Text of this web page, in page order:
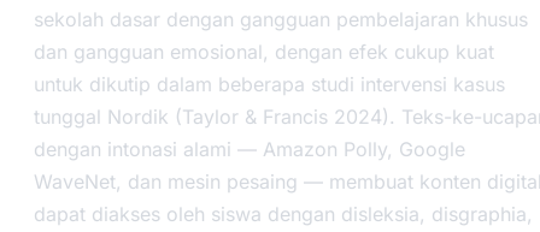
sekolah dasar dengan gangguan pembelajaran khusus
dan gangguan emosional, dengan efek cukup kuat
untuk dikutip dalam beberapa studi intervensi kasus
tunggal Nordik (Taylor & Francis 2024). Teks-ke-
dengan intonasi alami — Amazon Polly, Google
WaveNet, dan mesin pesaing — membuat konten
dapat diakses oleh siswa dengan disleksia, disgraphia,